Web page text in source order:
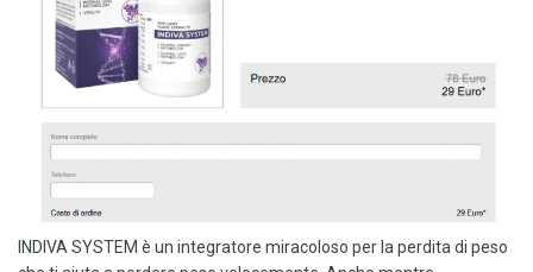
INDIVA SYSTEM è un integratore miracoloso per la perdita di peso